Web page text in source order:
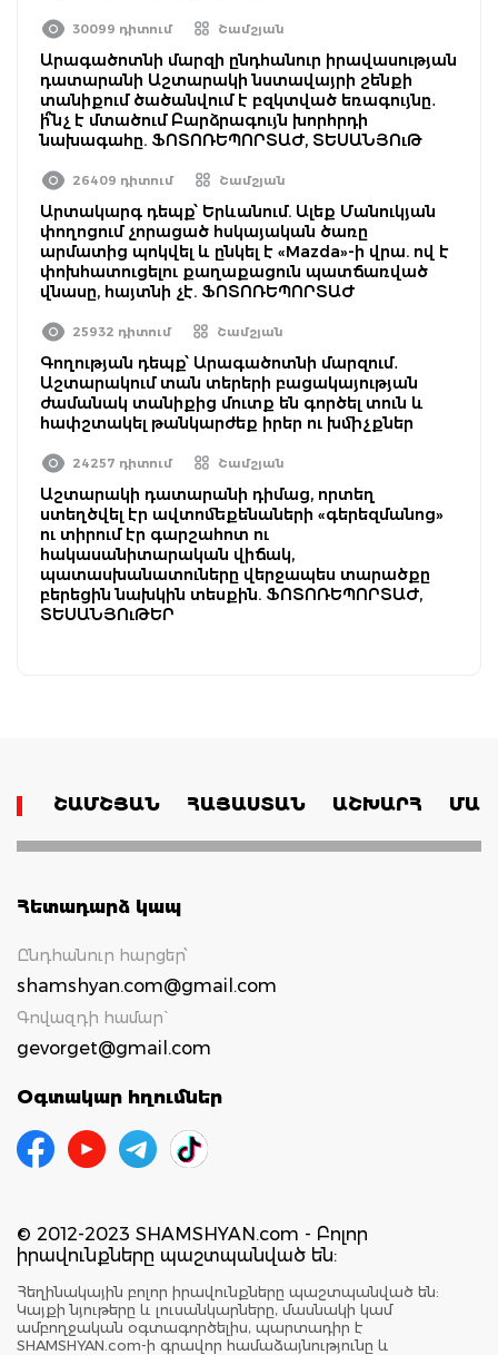
30099 դիտում Շամշյան
Արագածոտնի մարզի ընդհանուր իրավասության
դատարանի Աշտարակի նստավայրի շենքի
տանիքում ծածանվում է բզկտված եռագույնը․
ի՞նչ է մտածում Բարձրագույն խորհրդի
նախագահը. ՖՈՏՈՌԵՊՈՐՏԱԺ, ՏԵՍԱՆՅՈւԹ
26409 դիտում Շամշյան
Արտակարգ դեպք՝ Երևանում. Ալեք Մանուկյան
փողոցում չորացած հսկայական ծառը
արմատից պոկվել և ընկել է «Mazda»-ի վրա. ով է
փոխհատուցելու քաղաքացուն պատճառված
վնասը, հայտնի չէ. ՖՈՏՈՌԵՊՈՐՏԱԺ
25932 դիտում Շամշյան
Գողության դեպք՝ Արագածոտնի մարզում․
Աշտարակում տան տերերի բացակայության
ժամանակ տանիքից մուտք են գործել տուն և
հափշտակել թանկարժեք իրեր ու խմիչքներ
24257 դիտում Շամշյան
Աշտարակի դատարանի դիմաց, որտեղ
ստեղծվել էր ավտոմեքենաների «գերեզմանոց»
ու տիրում էր գարշահոտ ու
հակասանիտարական վիճակ,
պատասխանատուները վերջապես տարածքը
բերեցին նախկին տեսքին. ՖՈՏՈՌԵՊՈՐՏԱԺ,
ՏԵՍԱՆՅՈւԹԵՐ
ՇԱՄՇՅԱՆ ՀԱՅԱՍՏԱՆ ԱՇԽԱՐՀ
Հետադարձ կապ
Ընդհանուր հարցեր՝
shamshyan.com@gmail.com
Գովազդի համար`
gevorget@gmail.com
Օգտակար հղումներ
© 2012-2023 SHAMSHYAN.com - Բոլոր
իրավունքները պաշտպանված են:
Հեղինակային բոլոր իրավունքները պաշտպանված են:
Կայքի նյութերը և լուսանկարները, մասնակի կամ
ամբողջական օգտագործելիս, պարտադիր է
SHAMSHYAN.com-ի գրավոր համաձայնությունը և